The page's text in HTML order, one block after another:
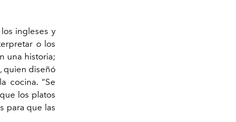
ingleses y
o los
una historia;
quien diseñó
cocina. “Se
los platos
para que las